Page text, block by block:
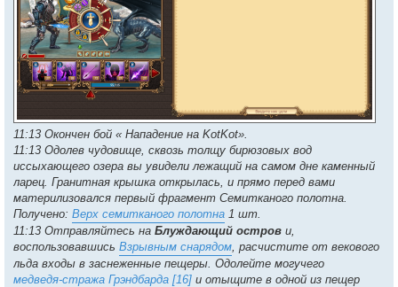
11:13 Окончен бой « Нападение на KotKot».
11:13 Одолев чудовище, сквозь толщу бирюзовых вод
иссыхающего озера вы увидели лежащий на самом дне каменный
ларец. Гранитная крышка открылась, и прямо перед вами
материлизовался первый фрагмент Семитканого полотна.
Получено: Верх семитканого полотна 1 шт.
11:13 Отправляйтесь на Блуждающий остров и,
воспользовавшись Взрывным снарядом , расчистите от векового
льда входы в заснеженные пещеры. Одолейте могучего
медведя-стража Грэндбарда [16] и отыщите в одной из пещер